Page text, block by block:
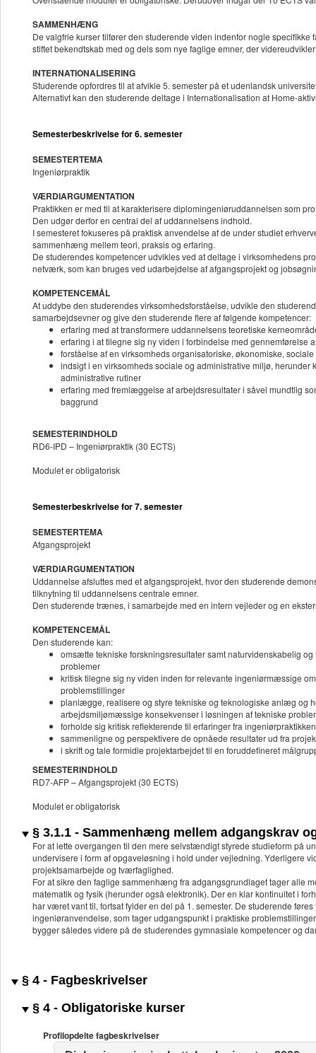
SAMMENHÆNG
De valgfrie kurser tilfører den studerende viden indenfor nogle
stiftet bekendtskab med og dels som nye faglige emner, der
INTERNATIONALISERING
Studerende opfordres til at afvikle 5. semester på et udenlandsk
Alternativt kan den studerende deltage i Internationalisation at Home-
Semesterbeskrivelse for 6. semester
SEMESTERTEMA
Ingeniørpraktik
VÆRDIARGUMENTATION
Praktikken er med til at karakterisere diplomingeniøruddannelsen som
Den udgør derfor en central del af uddannelsens indhold.
I semesteret fokuseres på praktisk anvendelse af de under studiet
sammenhæng mellem teori, praksis og erfaring.
De studerendes kompetencer udvikles ved at deltage i virksomhedens
netværk, som kan bruges ved udarbejdelse af afgangsprojekt og
KOMPETENCEMÅL
At uddybe den studerendes virksomhedsforståelse, udvikle den
samarbejdsevner og give den studerende flere af følgende kompetencer:
erfaring med at transformere uddannelsens teoretiske
erfaring i at tilegne sig ny viden i forbindelse med gennemførelse
forståelse af en virksomheds organisatoriske, økonomiske,
indsigt i en virksomheds sociale og administrative miljø,
administrative rutiner
erfaring med fremlæggelse af arbejdsresultater i såvel mundtlig
baggrund
SEMESTERINDHOLD
RD6-IPD – Ingeniørpraktik (30 ECTS)
Modulet er obligatorisk
Semesterbeskrivelse for 7. semester
SEMESTERTEMA
Afgangsprojekt
VÆRDIARGUMENTATION
Uddannelse afsluttes med et afgangsprojekt, hvor den studerende
tilknytning til uddannelsens centrale emner.
Den studerende trænes, i samarbejde med en intern vejleder og en
KOMPETENCEMÅL
Den studerende kan:
omsætte tekniske forskningsresultater samt naturvidenskabelig
problemer
kritisk tilegne sig ny viden inden for relevante ingeniørmæssige
problemstillinger
planlægge, realisere og styre tekniske og teknologiske anlæg og
arbejdsmiljømæssige konsekvenser i løsningen af tekniske
forholde sig kritisk reflekterende til erfaringer fra ingeniørpraktikken
sammenligne og perspektivere de opnåede resultater ud fra
i skrift og tale formidle projektarbejdet til en foruddefineret
SEMESTERINDHOLD
RD7-AFP – Afgangsprojekt (30 ECTS)
Modulet er obligatorisk
§ 3.1.1 - Sammenhæng mellem adgangskrav
For at lette overgangen til den mere selvstændigt styrede studieform på
undervisere i form af opgaveløsning i hold under vejledning. Yderligere
projektsamarbejde og tværfaglighed.
For at sikre den faglige sammenhæng fra adgangsgrundlaget tager alle
matematik og fysik (herunder også elektronik). Der en klar kontinuitet i
har været vant til, fortsat fylder en del på 1. semester. De studerende
ingeniøranvendelse, som tager udgangspunkt i praktiske
bygger således videre på de studerendes gymnasiale kompetencer og
§ 4 - Fagbeskrivelser
§ 4 - Obligatoriske kurser
Profilopdelte fagbeskrivelser